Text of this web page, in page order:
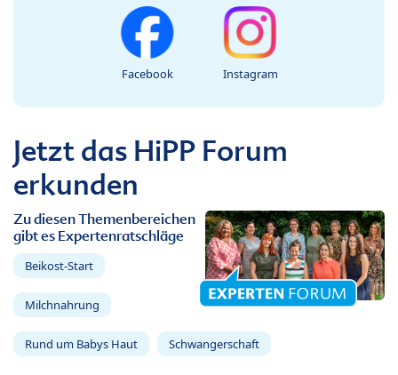
Facebook Instagram
Jetzt das HiPP Forum
erkunden
Zu diesen Themenbereichen
gibt es Expertenratschläge
Beikost-Start
Milchnahrung
Rund um Babys Haut Schwangerschaft